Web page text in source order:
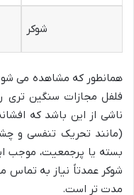
شوکر
همانطور که مشاهده می
فلفل مجازات سنگین تری
ناشی از این باشد که
(مانند تحریک تنفسی و
بسته یا پرجمعیت، موجب
شوکر عمدتاً نیاز به تماس
مدت تر است.